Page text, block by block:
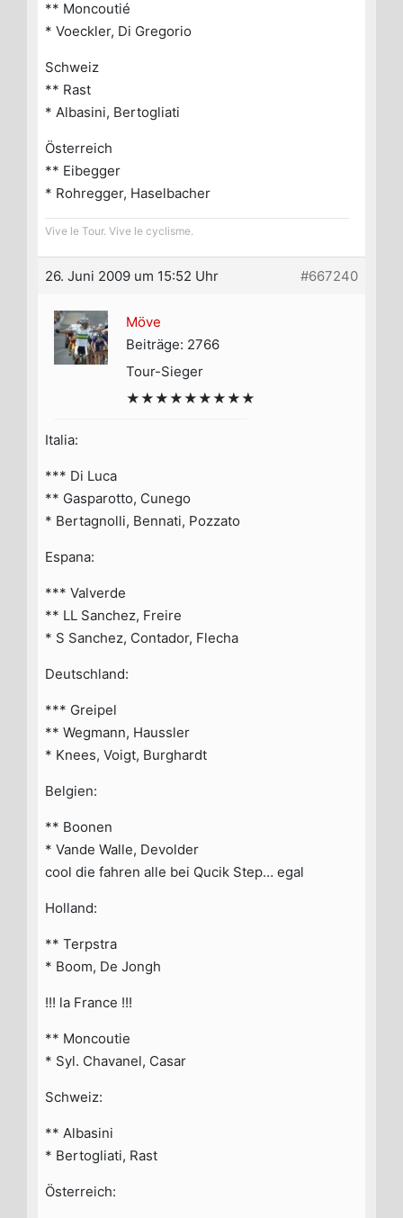
** Moncoutié
* Voeckler, Di Gregorio
Schweiz
** Rast
* Albasini, Bertogliati
Österreich
** Eibegger
* Rohregger, Haselbacher
Vive le Tour. Vive le cyclisme.
26. Juni 2009 um 15:52 Uhr #667240
Möve
Beiträge: 2766
Tour-Sieger
★★★★★★★★★
Italia:
*** Di Luca
** Gasparotto, Cunego
* Bertagnolli, Bennati, Pozzato
Espana:
*** Valverde
** LL Sanchez, Freire
* S Sanchez, Contador, Flecha
Deutschland:
*** Greipel
** Wegmann, Haussler
* Knees, Voigt, Burghardt
Belgien:
** Boonen
* Vande Walle, Devolder
cool die fahren alle bei Qucik Step… egal
Holland:
** Terpstra
* Boom, De Jongh
!!! la France !!!
** Moncoutie
* Syl. Chavanel, Casar
Schweiz:
** Albasini
* Bertogliati, Rast
Österreich: